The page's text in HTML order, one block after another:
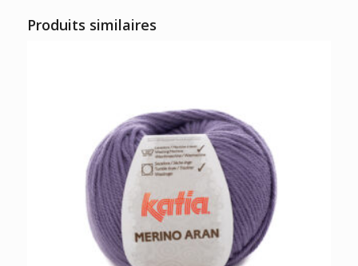
Produits similaires